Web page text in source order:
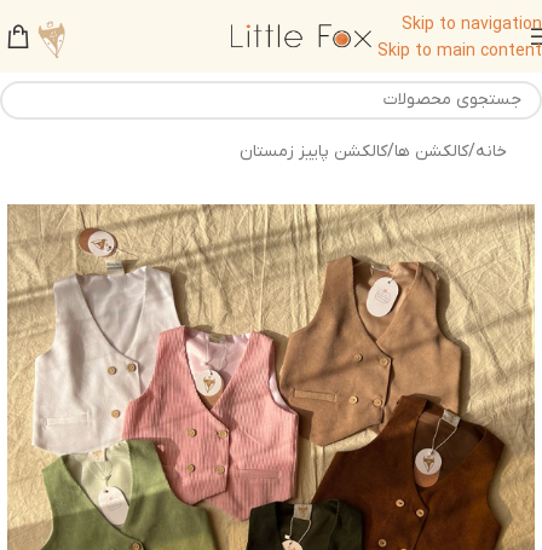
Skip to navigation
Skip to main content
خانه/کالکشن ها/کالکشن پاییز زمستان